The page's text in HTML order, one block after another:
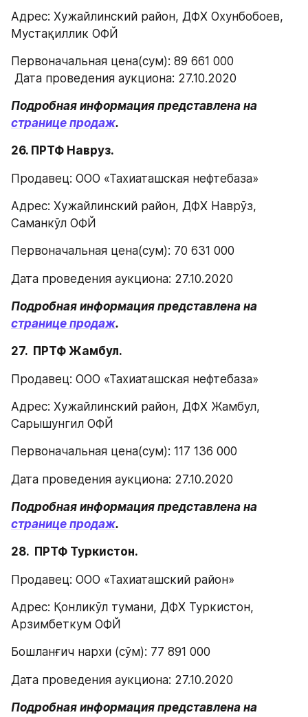
Адрес: Хужайлинский район, ДФХ Охунбобоев,
Мустақиллик ОФЙ
Первоначальная цена(сум): 89 661 000
Дата проведения аукциона: 27.10.2020
странице продаж.
26. ПРТФ Навруз.
Продавец: ООО «Тахиаташская нефтебаза»
Адрес: Хужайлинский район, ДФХ Наврўз,
Саманкўл ОФЙ
Первоначальная цена(сум): 70 631 000
Дата проведения аукциона: 27.10.2020
странице продаж.
27.  ПРТФ Жамбул.
Продавец: ООО «Тахиаташская нефтебаза»
Адрес: Хужайлинский район, ДФХ Жамбул,
Сарышунгил ОФЙ
Первоначальная цена(сум): 117 136 000
Дата проведения аукциона: 27.10.2020
странице продаж.
28.  ПРТФ Туркистон.
Продавец: ООО «Тахиаташский район»
Адрес: Қонликўл тумани, ДФХ Туркистон,
Арзимбеткум ОФЙ
Бошланғич нархи (сўм): 77 891 000
Дата проведения аукциона: 27.10.2020